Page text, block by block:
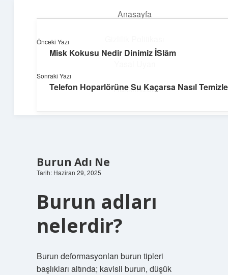
Anasayfa
Hakkımızda
Hayatına neşe katan kısa hikayeler!
Burun Adı Ne
Tarih: Haziran 29, 2025
Burun adları
nelerdir?
Burun deformasyonları burun tipleri
başlıkları altında; kavisli burun, düşük
Önceki Yazı
Misk Kokusu Nedir Dinimiz İSlâm
Sonraki Yazı
Telefon Hoparlörüne Su Kaçarsa Nasıl